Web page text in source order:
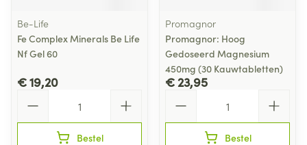
Be-Life
Fe Complex Minerals Be Life
Nf Gel 60
€ 19,20
Bestel
Promagnor
Promagnor: Hoog
Gedoseerd Magnesium
450mg (30 Kauwtabletten)
€ 23,95
Bestel